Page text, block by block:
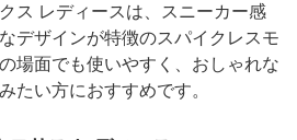
ス レディースは、スニーカー感
デザインが特徴のスパイクレスモ
場面でも使いやすく、おしゃれな
たい方におすすめです。